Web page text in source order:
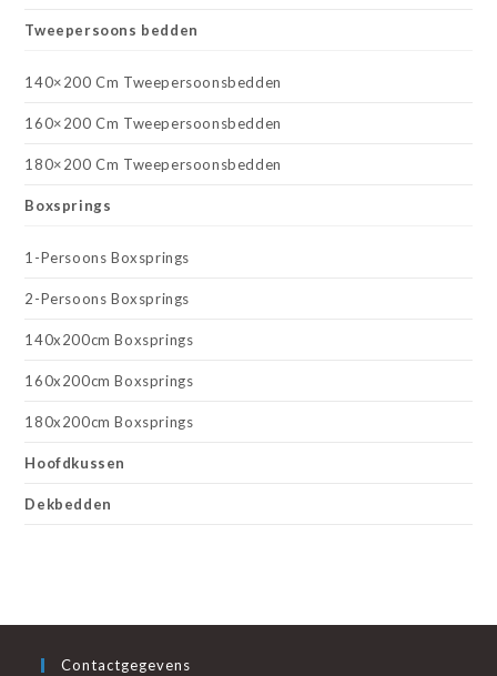
Tweepersoons bedden
140×200 Cm Tweepersoonsbedden
160×200 Cm Tweepersoonsbedden
180×200 Cm Tweepersoonsbedden
Boxsprings
1-Persoons Boxsprings
2-Persoons Boxsprings
140x200cm Boxsprings
160x200cm Boxsprings
180x200cm Boxsprings
Hoofdkussen
Dekbedden
Contactgegevens